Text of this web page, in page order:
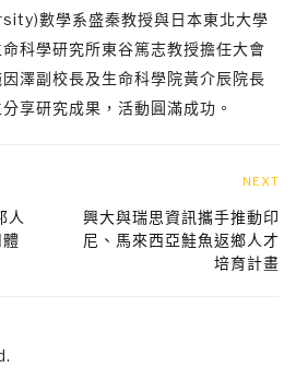
數學系盛秦教授與日本東北大學
科學研究所東谷篤志教授擔任大會
澤副校長及生命科學院黃介辰院長
享研究成果，活動圓滿成功。
人
NEXT
興大與瑞思資訊攜手推動印
尼、馬來西亞鮭魚返鄉人才
培育計畫